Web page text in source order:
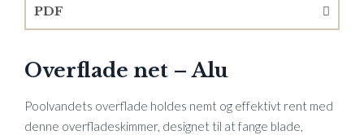
PDF
Overflade net – Alu
Poolvandets overflade holdes nemt og effektivt rent med
denne overfladeskimmer, designet til at fange blade,